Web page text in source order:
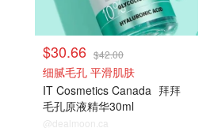
$30.66 $42.00
细腻毛孔 平滑肌肤
IT Cosmetics Canada 拜拜
毛孔原液精华30ml
@dealmoon.ca